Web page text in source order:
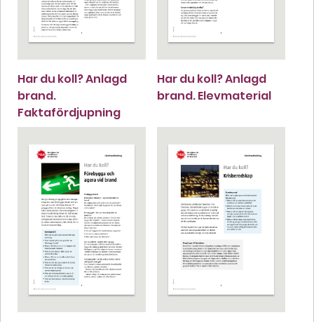
Har du koll? Anlagd
brand.
Faktafördjupning
Har du koll? Anlagd
brand. Elevmaterial